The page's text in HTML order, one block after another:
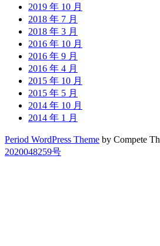
2019 年 10 月
2018 年 7 月
2018 年 3 月
2016 年 10 月
2016 年 9 月
2016 年 4 月
2015 年 10 月
2015 年 5 月
2014 年 10 月
2014 年 1 月
Period WordPress Theme by Compete
2020048259号